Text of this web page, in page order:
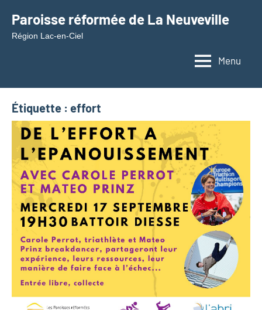
contenu
Paroisse réformée de La Neuveville
Région Lac-en-Ciel
Menu
Étiquette : effort